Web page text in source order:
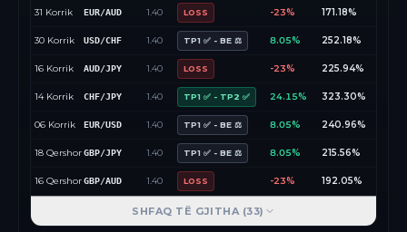
31 Korrik EUR/AUD 1.40 LOSS -23% 171.18%
30 Korrik USD/CHF 1.40 TP1 ✅ - BE ⚖️ 8.05% 252.18%
16 Korrik AUD/JPY 1.40 LOSS -23% 225.94%
14 Korrik CHF/JPY 1.40 TP1 ✅ - TP2 ✅ 24.15% 323.30%
06 Korrik EUR/USD 1.40 TP1 ✅ - BE ⚖️ 8.05% 240.96%
18 QershorGBP/JPY 1.40 TP1 ✅ - BE ⚖️ 8.05% 215.56%
16 QershorGBP/AUD 1.40 LOSS -23% 192.05%
SHFAQ TË GJITHA (33)